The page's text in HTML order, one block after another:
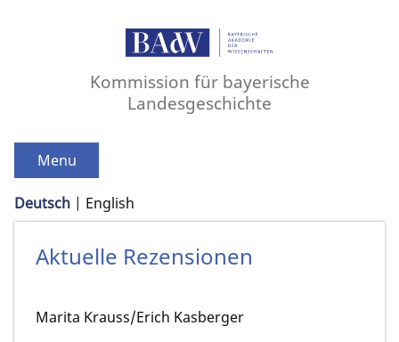
Kommission für bayerische
Landesgeschichte
Menu
Deutsch English
Aktuelle Rezensionen
Marita Krauss/Erich Kasberger